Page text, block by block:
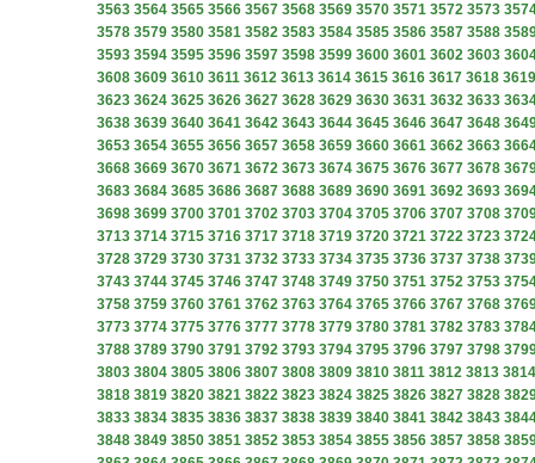
3563 3564 3565 3566 3567 3568 3569 3570 3571 3572 3573
3578 3579 3580 3581 3582 3583 3584 3585 3586 3587 3588
3593 3594 3595 3596 3597 3598 3599 3600 3601 3602 3603
3608 3609 3610 3611 3612 3613 3614 3615 3616 3617 3618 3619
3623 3624 3625 3626 3627 3628 3629 3630 3631 3632 3633
3638 3639 3640 3641 3642 3643 3644 3645 3646 3647 3648
3653 3654 3655 3656 3657 3658 3659 3660 3661 3662 3663
3668 3669 3670 3671 3672 3673 3674 3675 3676 3677 3678
3683 3684 3685 3686 3687 3688 3689 3690 3691 3692 3693
3698 3699 3700 3701 3702 3703 3704 3705 3706 3707 3708
3713 3714 3715 3716 3717 3718 3719 3720 3721 3722 3723
3728 3729 3730 3731 3732 3733 3734 3735 3736 3737 3738
3743 3744 3745 3746 3747 3748 3749 3750 3751 3752 3753
3758 3759 3760 3761 3762 3763 3764 3765 3766 3767 3768
3773 3774 3775 3776 3777 3778 3779 3780 3781 3782 3783
3788 3789 3790 3791 3792 3793 3794 3795 3796 3797 3798
3803 3804 3805 3806 3807 3808 3809 3810 3811 3812 3813 3814
3818 3819 3820 3821 3822 3823 3824 3825 3826 3827 3828
3833 3834 3835 3836 3837 3838 3839 3840 3841 3842 3843
3848 3849 3850 3851 3852 3853 3854 3855 3856 3857 3858